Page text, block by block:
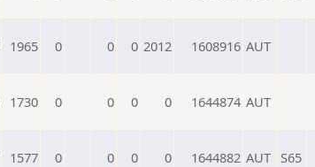
1965 0 0 0 2012 1608916 AUT
1730 0 0 0 0 1644874 AUT
1577 0 0 0 0 1644882 AUT S65